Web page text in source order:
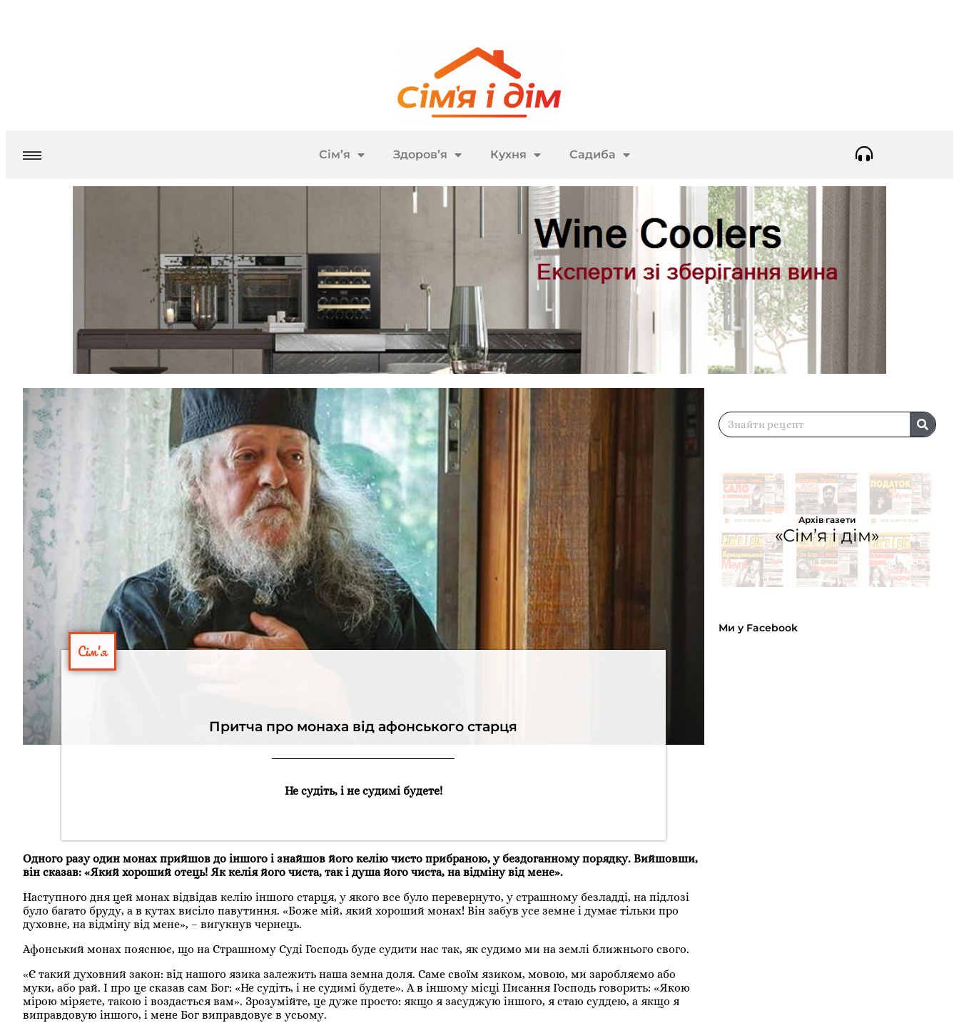
Сім’я Здоров’я Кухня Садиба
Сім'я
Притча про монаха від афонського старця
Не судіть, і не судимі будете!
Одного разу один монах прийшов до іншого і знайшов його келію чисто прибраною, у бездоганному порядку. Вийшовши,
він сказав: «Який хороший отець! Як келія його чиста, так і душа його чиста, на відміну від мене».
Наступного дня цей монах відвідав келію іншого старця, у якого все було перевернуто, у страшному безладді, на підлозі
було багато бруду, а в кутах висіло павутиння. «Боже мій, який хороший монах! Він забув усе земне і думає тільки про
духовне, на відміну від мене», – вигукнув чернець.
Афонський монах пояснює, що на Страшному Суді Господь буде судити нас так, як судимо ми на землі ближнього свого.
«Є такий духовний закон: від нашого язика залежить наша земна доля. Саме своїм язиком, мовою, ми заробляємо або
муки, або рай. І про це сказав сам Бог: «Не судіть, і не судимі будете». А в іншому місці Писання Господь говорить: «Якою
мірою міряєте, такою і воздасться вам». Зрозумійте, це дуже просто: якщо я засуджую іншого, я стаю суддею, а якщо я
виправдовую іншого, і мене Бог виправдовує в усьому.
Архів газети
«Сім’я і дім»
Ми у Facebook